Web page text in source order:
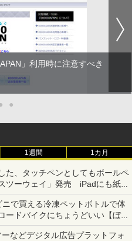
」利用時に注意すべき
●
1週間 1カ月
た、タッチペンとしてもボールペ
ツーウェイ」発売 iPadにも紙に
で買える冷凍ペットボトルで体
ードバイクにちょうどいい【ぼっ
いた時間でなにしてる？】
などデジタル広告プラットフォ